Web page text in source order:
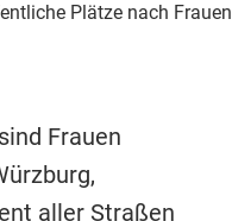
Plätze nach Frauen
Frauen
aller Straßen